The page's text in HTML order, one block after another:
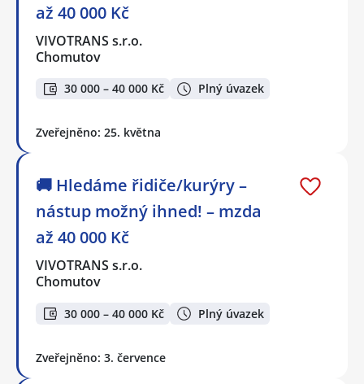
až 40 000 Kč
VIVOTRANS s.r.o.
Chomutov
30 000 – 40 000 Kč Plný úvazek
Zveřejněno: 25. května
🚚 Hledáme řidiče/kurýry –
nástup možný ihned! – mzda
až 40 000 Kč
VIVOTRANS s.r.o.
Chomutov
30 000 – 40 000 Kč Plný úvazek
Zveřejněno: 3. července